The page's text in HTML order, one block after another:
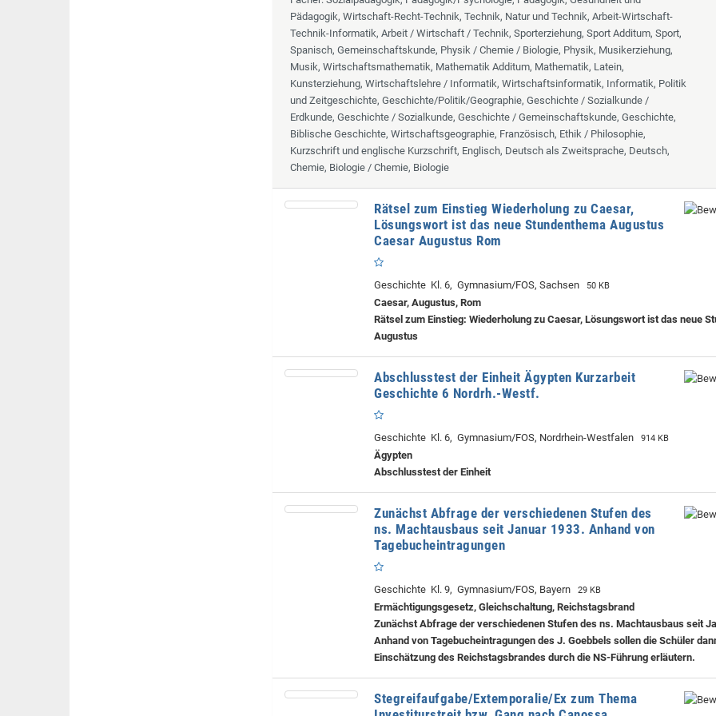
Pädagogik, Wirtschaft-Recht-Technik, Technik, Natur und Technik, Arbeit-Wirtschaft-
Technik-Informatik, Arbeit / Wirtschaft / Technik, Sporterziehung, Sport Additum, Sport,
Spanisch, Gemeinschaftskunde, Physik / Chemie / Biologie, Physik, Musikerziehung,
Musik, Wirtschaftsmathematik, Mathematik Additum, Mathematik, Latein,
Kunsterziehung, Wirtschaftslehre / Informatik, Wirtschaftsinformatik, Informatik, Politik
und Zeitgeschichte, Geschichte/Politik/Geographie, Geschichte / Sozialkunde /
Erdkunde, Geschichte / Sozialkunde, Geschichte / Gemeinschaftskunde, Geschichte,
Biblische Geschichte, Wirtschaftsgeographie, Französisch, Ethik / Philosophie,
Kurzschrift und englische Kurzschrift, Englisch, Deutsch als Zweitsprache, Deutsch,
Chemie, Biologie / Chemie, Biologie
Rätsel zum Einstieg Wiederholung zu Caesar,
Lösungswort ist das neue Stundenthema Augustus
Caesar Augustus Rom
Geschichte Kl. 6, Gymnasium/FOS, Sachsen 50 KB
Caesar, Augustus, Rom
Rätsel zum Einstieg: Wiederholung zu Caesar, Lösungswort ist das neue
Augustus
Abschlusstest der Einheit Ägypten Kurzarbeit
Geschichte 6 Nordrh.-Westf.
Geschichte Kl. 6, Gymnasium/FOS, Nordrhein-Westfalen 914 KB
Ägypten
Abschlusstest der Einheit
Zunächst Abfrage der verschiedenen Stufen des
ns. Machtausbaus seit Januar 1933. Anhand von
Tagebucheintragungen
Geschichte Kl. 9, Gymnasium/FOS, Bayern 29 KB
Ermächtigungsgesetz, Gleichschaltung, Reichstagsbrand
Zunächst Abfrage der verschiedenen Stufen des ns. Machtausbaus seit
Anhand von Tagebucheintragungen des J. Goebbels sollen die Schüler
Einschätzung des Reichstagsbrandes durch die NS-Führung erläutern.
Stegreifaufgabe/Extemporalie/Ex zum Thema